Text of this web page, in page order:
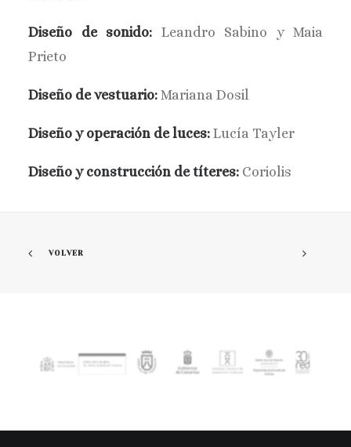
Diseño de sonido: Leandro Sabino y Maia
Prieto
Diseño de vestuario: Mariana Dosil
Diseño y operación de luces: Lucía Tayler
Diseño y construcción de títeres: Coriolis
VOLVER